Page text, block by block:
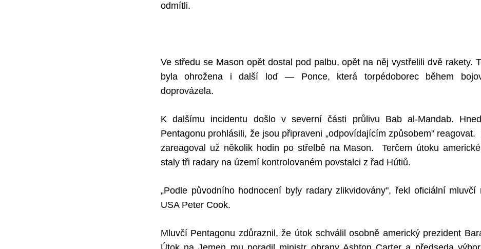
odmítli.
Ve středu se Mason opět dostal pod palbu, opět na něj vystřelili dvě rakety.
byla ohrožena i další loď — Ponce, která torpédoborec během
doprovázela.
K dalšímu incidentu došlo v severní části průlivu Bab al-Mandab.
Pentagonu prohlásili, že jsou připraveni „odpovídajícím způsobem" reagovat.
zareagoval už několik hodin po střelbě na Mason.
Terčem útoku
staly tři radary na území kontrolovaném povstalci z řad Hútiů.
„Podle původního hodnocení byly radary zlikvidovány", řekl oficiální mluvčí
USA Peter Cook.
Mluvčí Pentagonu zdůraznil, že útok schválil osobně americký prezident